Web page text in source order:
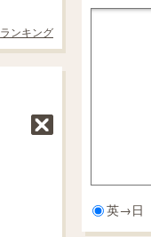
ランキング
英→日